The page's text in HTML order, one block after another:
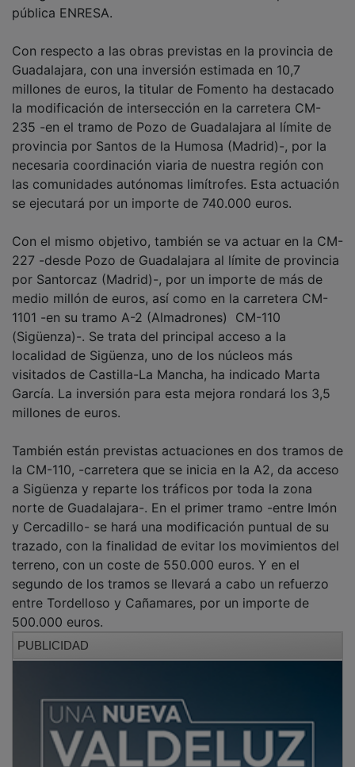
pública ENRESA.
Con respecto a las obras previstas en la provincia de
Guadalajara, con una inversión estimada en 10,7
millones de euros, la titular de Fomento ha destacado
la modificación de intersección en la carretera CM-
235 -en el tramo de Pozo de Guadalajara al límite de
provincia por Santos de la Humosa (Madrid)-, por la
necesaria coordinación viaria de nuestra región con
las comunidades autónomas limítrofes. Esta actuación
se ejecutará por un importe de 740.000 euros.
Con el mismo objetivo, también se va actuar en la CM-
227 -desde Pozo de Guadalajara al límite de provincia
por Santorcaz (Madrid)-, por un importe de más de
medio millón de euros, así como en la carretera CM-
1101 -en su tramo A-2 (Almadrones)  CM-110
(Sigüenza)-. Se trata del principal acceso a la
localidad de Sigüenza, uno de los núcleos más
visitados de Castilla-La Mancha, ha indicado Marta
García. La inversión para esta mejora rondará los 3,5
millones de euros.
También están previstas actuaciones en dos tramos de
la CM-110, -carretera que se inicia en la A2, da acceso
a Sigüenza y reparte los tráficos por toda la zona
norte de Guadalajara-. En el primer tramo -entre Imón
y Cercadillo- se hará una modificación puntual de su
trazado, con la finalidad de evitar los movimientos del
terreno, con un coste de 550.000 euros. Y en el
segundo de los tramos se llevará a cabo un refuerzo
entre Tordelloso y Cañamares, por un importe de
500.000 euros.
PUBLICIDAD